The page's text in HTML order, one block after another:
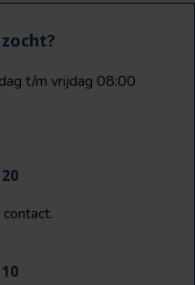
t/m vrijdag 08:00